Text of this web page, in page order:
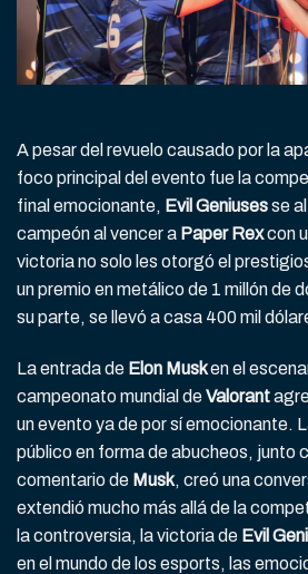
A pesar del revuelo causado por la
foco principal del evento fue la
final emocionante, Evil Geniusesse
campeón al vencer a Paper Rexcon
victoria no solo les otorgó el
un premio en metálico de 1 millón de
su parte, se llevó a casa 400 mil
La entrada de Elon Musken el
campeonato mundial deValorant
un evento ya de por sí emocionante.
público en forma de abucheos, junto
comentario de Musk, creó una
extendió mucho más allá de la
la controversia, la victoria de Evil
en el mundo de los esports, las